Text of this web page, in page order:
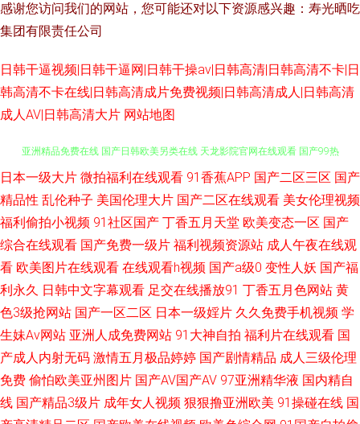
感谢您访问我们的网站，您可能还对以下资源感兴趣：寿光晒吃
集团有限责任公司
日韩干逼视频|日韩干逼网|日韩干操av|日韩高清|日韩高清不卡|日
韩高清不卡在线|日韩高清成片免费视频|日韩高清成人|日韩高清
成人AV|日韩高清大片 网站地图
99碰碰 免费高清电影网站 电影手机在线观看 青娱乐92 最近国语视 老熟女大
亚洲精品免费在线 国产日韩欧美另类在线 天龙影院官网在线观看 国产99热
日韩国产乱 白丝黑丝美女九一搞黄视频 中文字幕乱码免费不 天堂8在线天堂
资源在线蜜桃电影 国产操女人 日韩在线播放香蕉五码 成全高清在线观看免
费 秋霞成人 91精品国产99 美女搞黄 一起草视频在 日韩在线观看一区二区
日韩字幕在线观看 黑人粗硬进入经过视频 伊人免费大香蕉 黄污视频 为你带
来全新影视体验 个人网站大全 日本乳巨女污、在线 www51传媒在线观看 茄
日本一级大片 微拍福利在线观看 91香蕉APP 国产二区三区 国产
精品性 乱伦种子 美国伦理大片 国产二区在线观看 美女伦理视频
福利偷拍小视频 91社区国产 丁香五月天堂 欧美变态一区 国产
综合在线观看 国产免费一级片 福利视频资源站 成人午夜在线观
看 欧美图片在线观看 在线观看h视频 国产a级0 变性人妖 国产福
利永久 日韩中文字幕观看 足交在线播放91 丁香五月色网站 黄
色3级抢网站 国产一区二区 日本一级婬片 久久免费手机视频 学
生妹Av网站 亚洲人成免费网站 91大神自拍 福利片在线观看 国
产成人内射无码 激情五月极品婷婷 国产剧情精品 成人三级伦理
免费 偷怕欧美亚州图片 国产AV国产AV 97亚洲精华液 国内精自
线 国产精品3级片 成年女人视频 狠狠撸亚洲欧美 91操碰在线 国